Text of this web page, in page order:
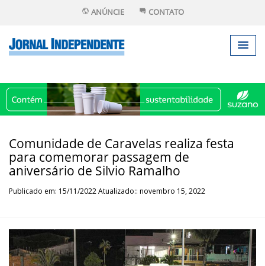
ANÚNCIE CONTATO
Comunidade de Caravelas realiza festa
para comemorar passagem de
aniversário de Silvio Ramalho
Publicado em: 15/11/2022 Atualizado:: novembro 15, 2022